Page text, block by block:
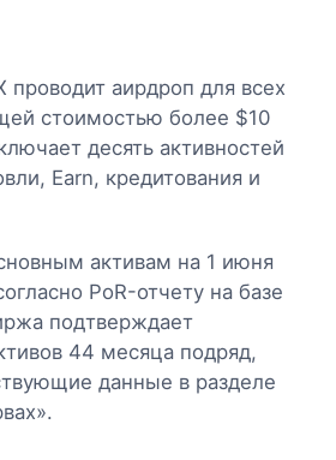
проводит аирдроп для всех
стоимостью более $10
десять активностей
Earn, кредитования и
активам на 1 июня
PoR-отчету на базе
подтверждает
44 месяца подряд,
данные в разделе